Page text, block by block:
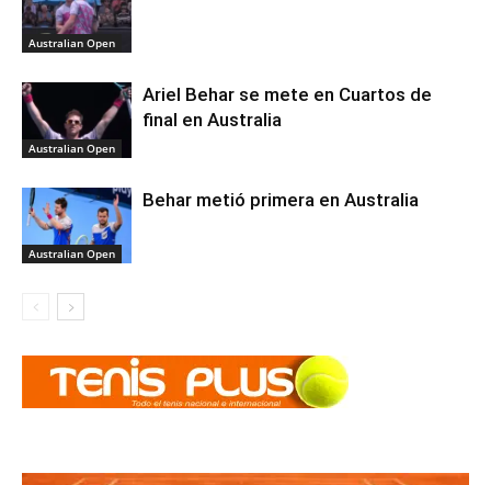
Australian Open
Australian Open
Ariel Behar se mete en Cuartos de
final en Australia
Australian Open
Behar metió primera en Australia